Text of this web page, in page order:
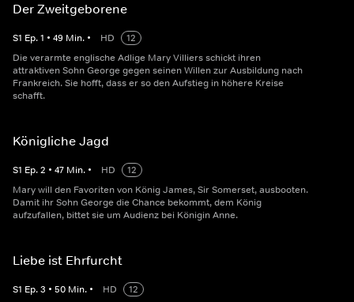
Der Zweitgeborene
S1 Ep.1 • 49 Min. • HD
12
Die verarmte englische Adlige Mary Villiers schickt ihren
attraktiven Sohn George gegen seinen Willen zur Ausbildung nach
Frankreich. Sie hofft, dass er so den Aufstieg in höhere Kreise
schafft.
Königliche Jagd
S1 Ep.2 • 47 Min. • HD
12
Mary will den Favoriten von König James, Sir Somerset, ausbooten.
Damit ihr Sohn George die Chance bekommt, dem König
aufzufallen, bittet sie um Audienz bei Königin Anne.
Liebe ist Ehrfurcht
S1 Ep.3 • 50 Min. • HD
12